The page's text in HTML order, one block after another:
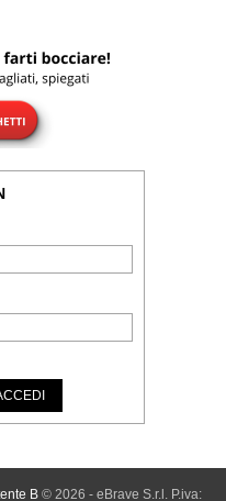
B© 2026 - eBrave S.r.l. P.iva: